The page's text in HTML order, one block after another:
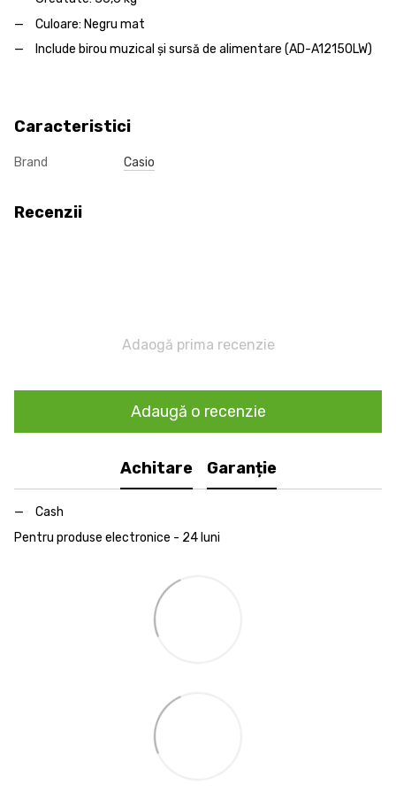
Culoare: Negru mat
Include birou muzical și sursă de alimentare (AD-A12150LW)
Caracteristici
Brand Casio
Recenzii
Adaogă prima recenzie
Adaugă o recenzie
Achitare Garanție
Cash
Pentru produse electronice - 24 luni